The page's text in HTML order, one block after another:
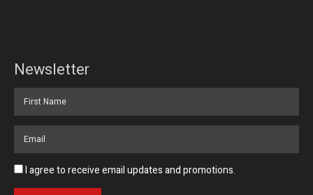
Newsletter
I agree to receive email updates and promotions.